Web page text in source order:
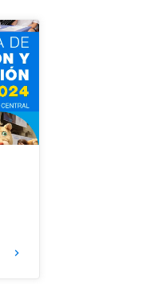
keyboard_arrow_right